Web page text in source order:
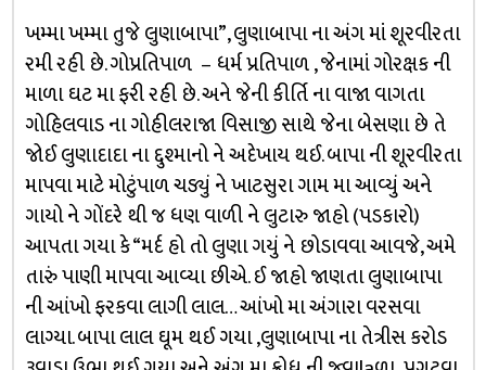
ખમ્મા ખમ્મા તુજે લુણાબાપા”, લુણાબાપા ના અંગ માં શૂરવીરતા
રમી રહી છે. ગોપ્રતિપાળ – ધર્મ પ્રતિપાળ , જેનામાં ગોરક્ષક ની
માળા ઘટ મા ફરી રહી છે. અને જેની કીર્તિ ના વાજા વાગતા
ગોહિલવાડ ના ગોહીલરાજા વિસાજી સાથે જેના બેસણા છે તે
જોઈ લુણાદાદા ના દ્દુશ્માનો ને અદેખાય થઈ. બાપા ની શૂરવીરતા
માપવા માટે મોટુંપાળ ચડ્યું ને ખાટસુરા ગામ મા આવ્યું અને
ગાયો ને ગોંદરે થી જ ધણ વાળી ને લુટારુ જાહો (પડકારો)
આપતા ગયા કે “મર્દ હો તો લુણા ગયું ને છોડાવવા આવજે, અમે
તારું પાણી માપવા આવ્યા છીએ. ઈ જાહો જાણતા લુણાબાપા
ની આંખો ફરકવા લાગી લાલ… આંખો મા અંગારા વરસવા
લાગ્યા. બાપા લાલ ઘૂમ થઈ ગયા ,લુણાબાપા ના તેત્રીસ કરોડ